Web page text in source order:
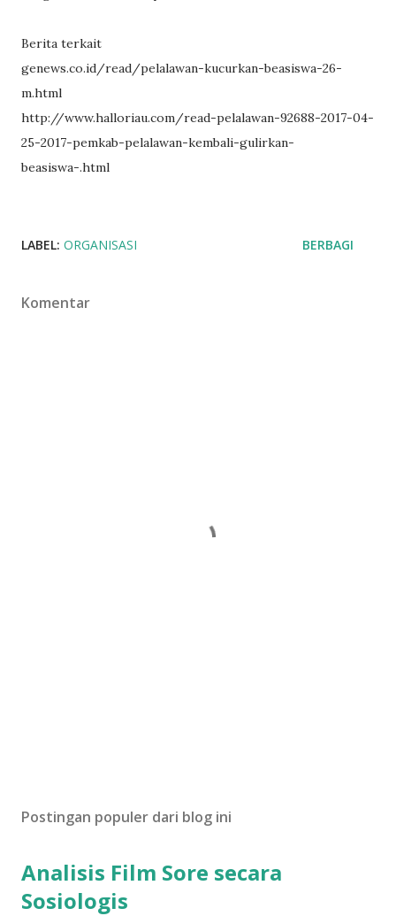
Berita terkait
genews.co.id/read/pelalawan-kucurkan-beasiswa-26-
m.html
http://www.halloriau.com/read-pelalawan-92688-2017-04-
25-2017-pemkab-pelalawan-kembali-gulirkan-
beasiswa-.html
LABEL: ORGANISASI BERBAGI
Komentar
Postingan populer dari blog ini
Analisis Film Sore secara
Sosiologis